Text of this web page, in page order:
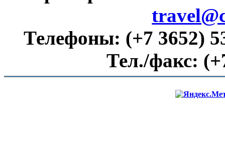
Телефоны: (+7 3652)
Тел./факс: